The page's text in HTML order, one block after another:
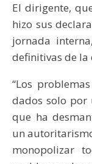
El dirigente,
hizo sus
jornada
definitivas de la
“Los
dados solo por
que ha
un
monopolizar